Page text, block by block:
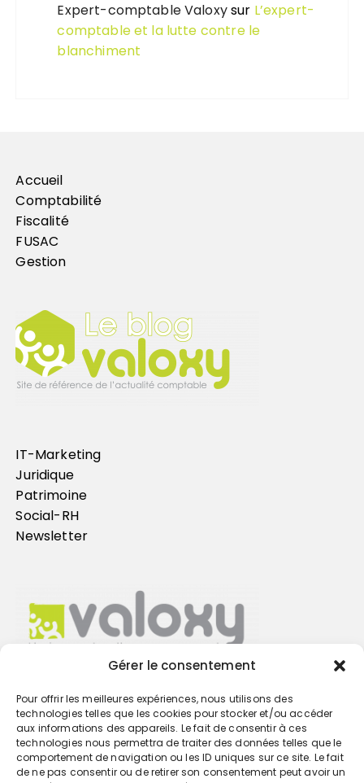
Gérer le consentement
Pour offrir les meilleures expériences, nous utilisons des
technologies telles que les cookies pour stocker et/ou accéder
aux informations des appareils. Le fait de consentir à ces
technologies nous permettra de traiter des données telles que le
comportement de navigation ou les ID uniques sur ce site. Le fait
de ne pas consentir ou de retirer son consentement peut avoir un
Expert-comptable Valoxysur L’expert-
comptable et la lutte contre le
blanchiment
Accueil
Comptabilité
Fiscalité
FUSAC
Gestion
IT-Marketing
Juridique
Patrimoine
Social-RH
Newsletter
Trouvez votre cabinet
GO